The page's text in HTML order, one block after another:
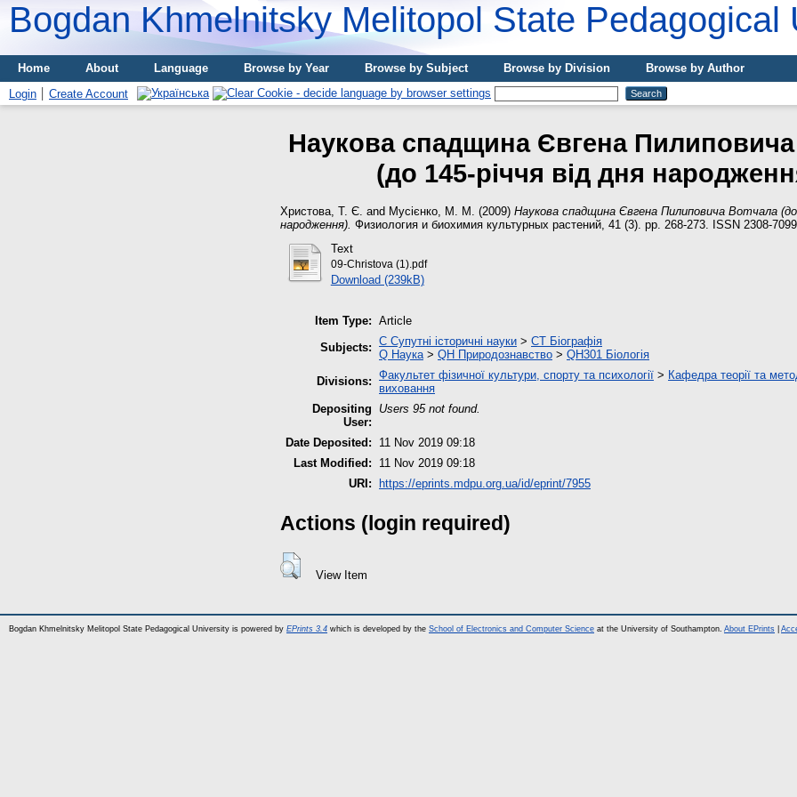
Bogdan Khmelnitsky Melitopol State Pedagogical
Home About Language Browse by Year Browse by Subject Browse by Division
Browse by Author
Login
Create Account
Наукова спадщина Євгена
(до 145-річчя від дня
Христова, Т. Є. and Мусієнко, М. М. (2009) Наукова спадщина Євгена Пилиповича Вотчала (до
народження). Физиология и биохимия культурных растений, 41 (3). pp. 268-273. ISSN 2308-7099
Text
09-Christova (1).pdf
Download (239kB)
Item Type: Article
Subjects: C Супутні історичні науки > CT Біографія
Q Наука > QH Природознавство > QH301 Біологія
Divisions: Факультет фізичної культури, спорту та психології > Кафедра теорії та
виховання
Depositing
User:
Users 95 not found.
Date Deposited:
11 Nov 2019 09:18
Last Modified:
11 Nov 2019 09:18
URI:
https://eprints.mdpu.org.ua/id/eprint/7955
Actions (login required)
View Item
Bogdan Khmelnitsky Melitopol State Pedagogical University is powered by EPrints 3.4 which is developed by the School of Electronics and Computer Science at the University of Southampton. About EPrints